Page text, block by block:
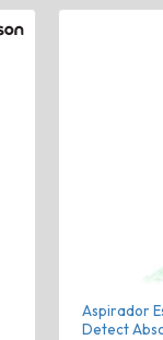
Aspirador
Detect